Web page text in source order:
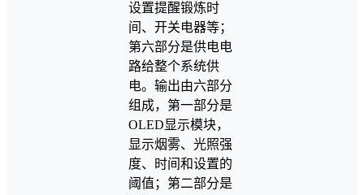
设置提醒锻炼时
间、开关电器等；
第六部分是供电电
路给整个系统供
电。输出由六部分
组成，第一部分是
OLED显示模块，
显示烟雾、光照强
度、时间和设置的
阈值；第二部分是